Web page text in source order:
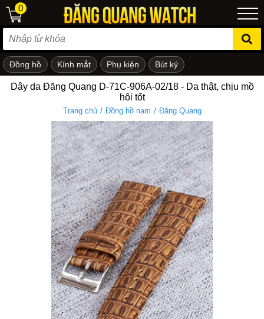
em
0
Đồng hồ Kính mắt Phụ kiện Bút ký
Dây da Đăng Quang D-71C-906A-02/18 - Da thật, chịu mồ
hôi tốt
Trang chủ / Đồng hồ nam / Đăng Quang